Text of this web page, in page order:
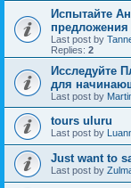
Испытайте
предложения
Last post by
Replies: 2
Исследуйте
для
Last post by
tours uluru
Last post by
Just want to
Last post by